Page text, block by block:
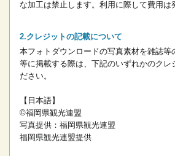
な加工は禁止します。 利用に際して費用は
クレジットの記載について
本フォトダウンロードの写真素材を雑誌等
等に掲載する際は、下記のいずれかのクレ
ださい。
【日本語】
©福岡県観光連盟
写真提供：福岡県観光連盟
福岡県観光連盟提供